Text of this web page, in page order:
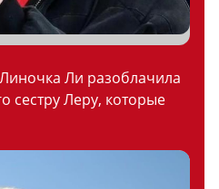
Ли разоблачила
сестру Леру, которые